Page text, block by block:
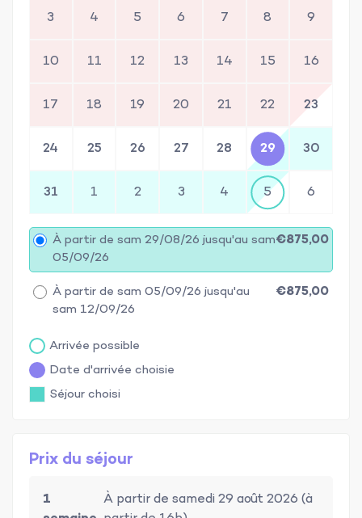
3 4 5 6 7 8 9
10 11 12 13 14 15 16
17 18 19 20 21 22 23
24 25 26 27 28 29 30
31 1 2 3 4 5 6
À partir de sam 29/08/26 jusqu'au sam
05/09/26
€875,00
À partir de sam 05/09/26 jusqu'au
sam 12/09/26
€875,00
Arrivée possible
Date d'arrivée choisie
Séjour choisi
Prix du séjour
1
À partir de samedi 29 août 2026 (à